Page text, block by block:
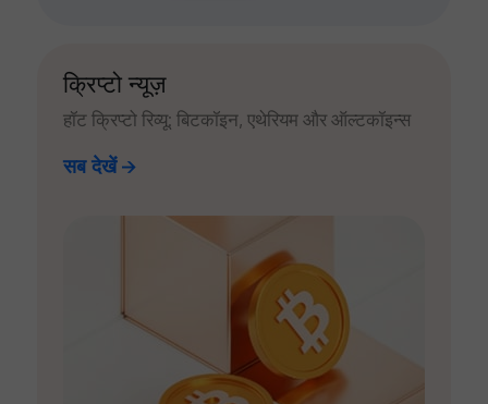
क्रिप्टो न्यूज़
हॉट क्रिप्टो रिव्यू: बिटकॉइन, एथेरियम और ऑल्टकॉइन्स
सब देखें